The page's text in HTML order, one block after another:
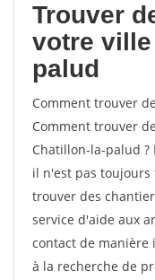
Trouver
votre
palud
Comment trouver
Comment trouver
Chatillon-la-palud
il n'est pas
trouver des
service d'aide aux
contact de manière
à la recherche de